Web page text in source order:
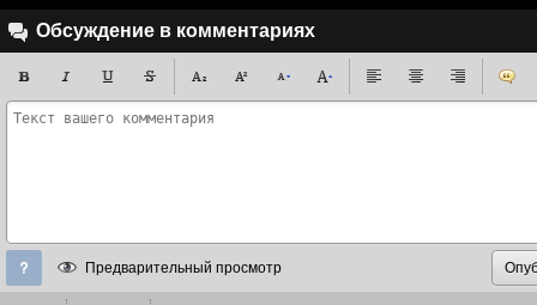
Обсуждение в комментариях
Предварительный просмотр